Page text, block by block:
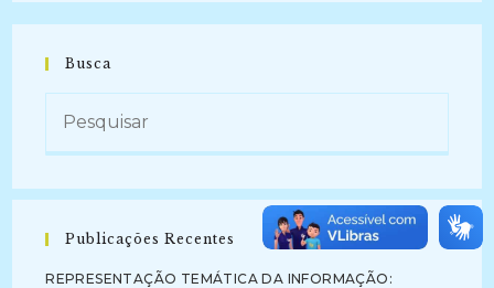
Busca
Publicações Recentes
REPRESENTAÇÃO TEMÁTICA DA INFORMAÇÃO: